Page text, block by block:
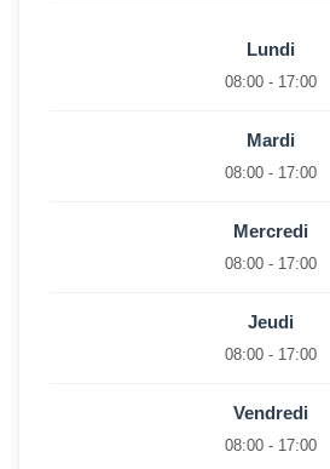
Lundi
08:00 - 17:00
Mardi
08:00 - 17:00
Mercredi
08:00 - 17:00
Jeudi
08:00 - 17:00
Vendredi
08:00 - 17:00